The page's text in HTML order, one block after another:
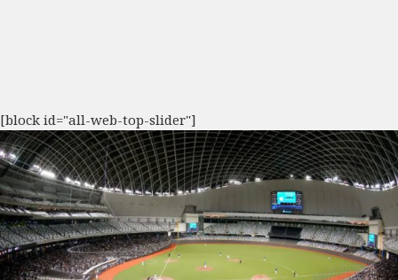
[block id="all-web-top-slider"]